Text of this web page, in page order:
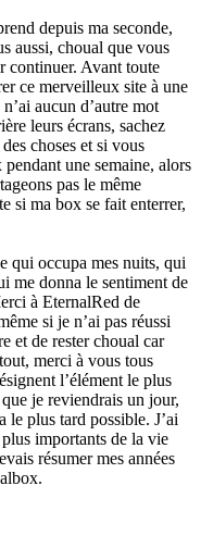
depuis ma seconde,
aussi, choual que vous
continuer. Avant toute
ce merveilleux site à une
aucun d’autre mot
leurs écrans, sachez
choses et si vous
une semaine, alors
pas le même
si ma box se fait enterrer,
qui occupa mes nuits, qui
me donna le sentiment de
à EternalRed de
si je n’ai pas réussi
et de rester choual car
merci à vous tous
l’élément le plus
je reviendrais un jour,
le plus tard possible. J’ai
importants de la vie
résumer mes années